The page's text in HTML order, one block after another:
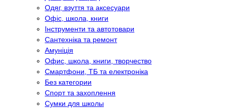
Одяг, взуття та аксесуари
Офіс, школа, книги
Інструменти та автотовари
Сантехніка та ремонт
Амуніція
Офис, школа, книги, творчество
Смартфони, ТБ та електроніка
Без категории
Спорт та захоплення
Сумки для школы